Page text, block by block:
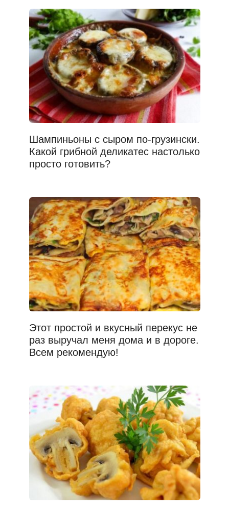
Шампиньоны с сыром по-грузински.
Какой грибной деликатес настолько
просто готовить?
Этот простой и вкусный перекус не
раз выручал меня дома и в дороге.
Всем рекомендую!